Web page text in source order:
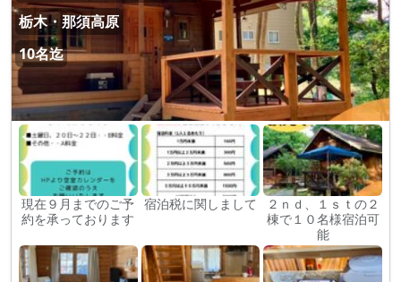
栃木・那須高原
10名迄
現在９月までのご予
約を承っております
宿泊税に関しまして
２ｎｄ、１ｓｔの２
棟で１０名様宿泊可
能